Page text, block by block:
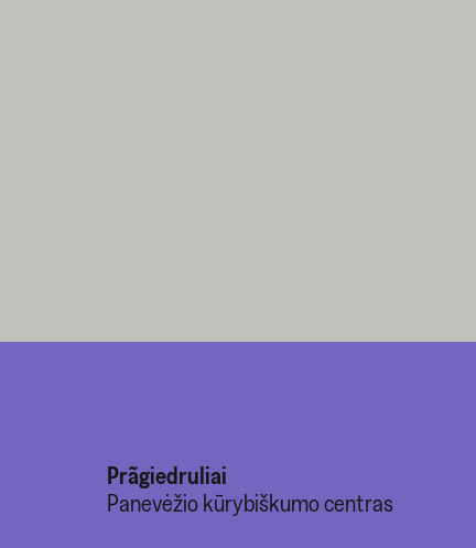
Prãgiedruliai
Panevėžio kūrybiškumo centras